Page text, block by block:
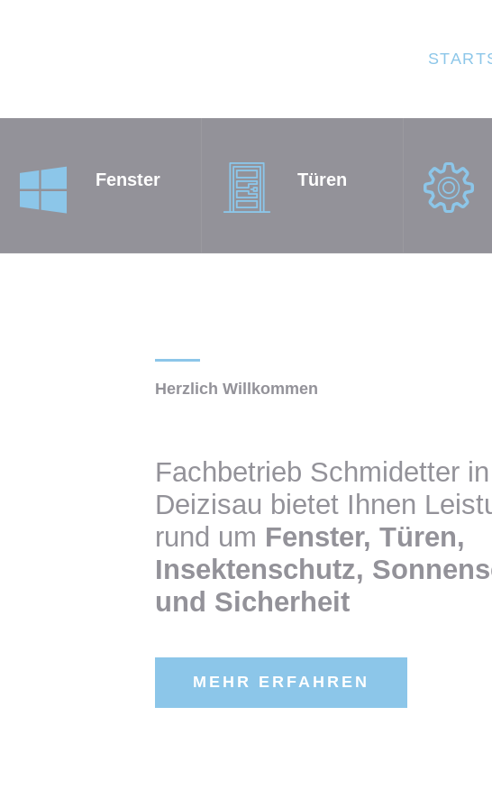
Fenster Türen
Herzlich Willkommen
Fachbetrieb Schmidetter in
Deizisau bietet Ihnen
rund um Fenster, Türen,
Insektenschutz,
und Sicherheit
MEHR ERFAHREN